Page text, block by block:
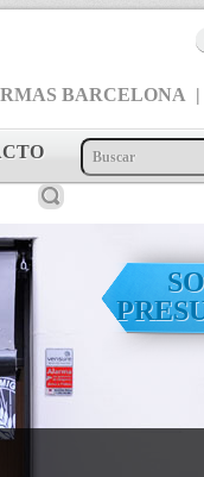
BARCELONA |